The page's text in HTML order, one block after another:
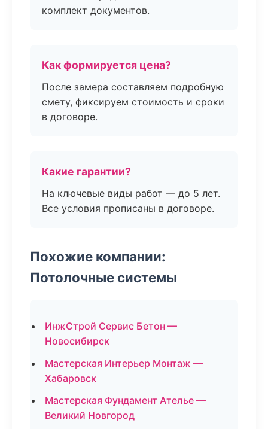
комплект документов.
Как формируется цена?
После замера составляем подробную
смету, фиксируем стоимость и сроки
в договоре.
Какие гарантии?
На ключевые виды работ — до 5 лет.
Все условия прописаны в договоре.
Похожие компании:
Потолочные системы
ИнжСтрой Сервис Бетон —
Новосибирск
Мастерская Интерьер Монтаж —
Хабаровск
Мастерская Фундамент Ателье —
Великий Новгород